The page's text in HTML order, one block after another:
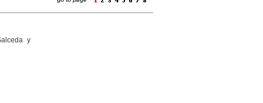
y